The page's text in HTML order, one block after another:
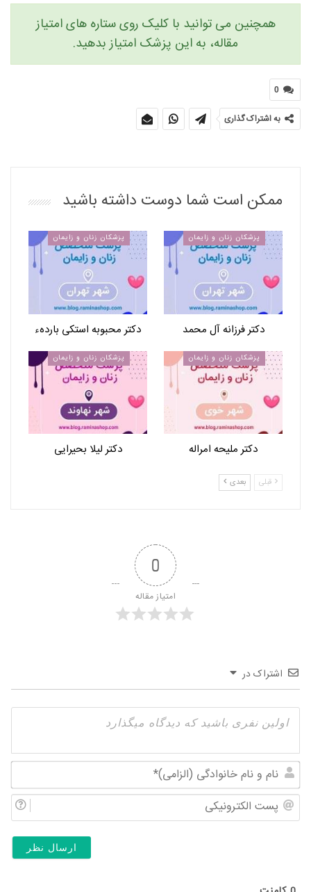
همچنین می توانید با کلیک روی ستاره های امتیاز
مقاله، به این پزشک امتیاز بدهید.
0
به اشتراک گذاری
ممکن است شما دوست داشته باشید
پزشکان زنان و زایمان
دکتر فرزانه آل محمد
پزشکان زنان و زایمان
دکتر محبوبه استکی باردهء
پزشکان زنان و زایمان
دکتر ملیحه امراله
پزشکان زنان و زایمان
دکتر لیلا بحیرایی
قبلی بعدی
0
امتیاز مقاله
اشتراک در
و